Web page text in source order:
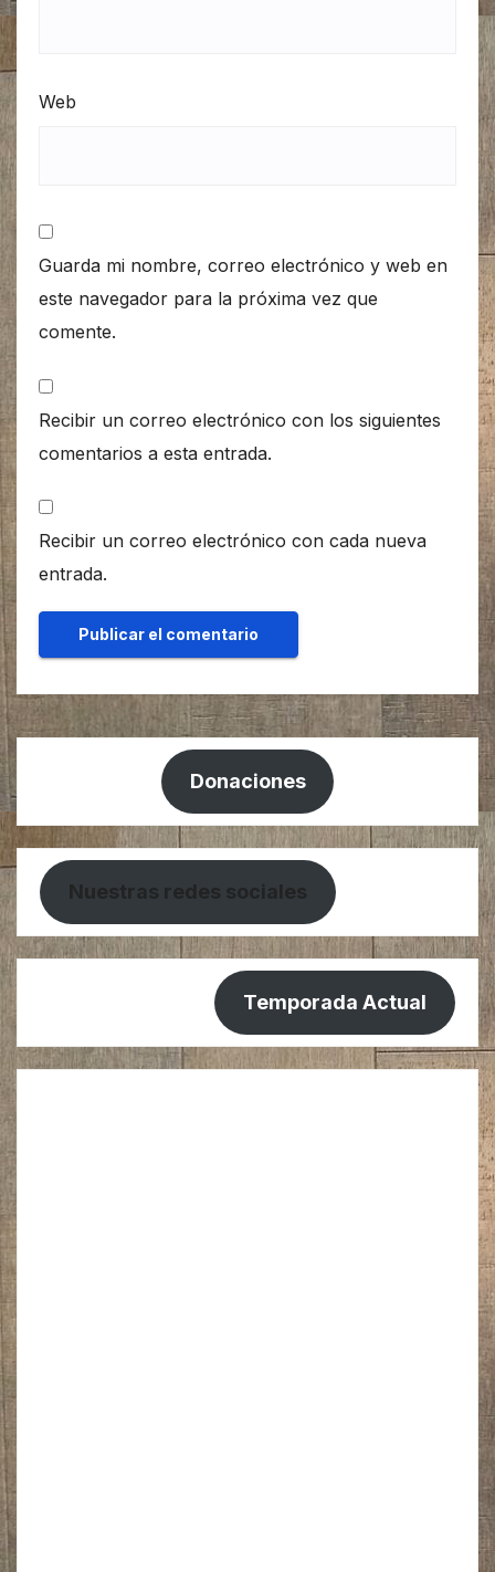
Web
Guarda mi nombre, correo electrónico y web en
este navegador para la próxima vez que
comente.
Recibir un correo electrónico con los siguientes
comentarios a esta entrada.
Recibir un correo electrónico con cada nueva
entrada.
Donaciones
Nuestras redes sociales
Temporada Actual